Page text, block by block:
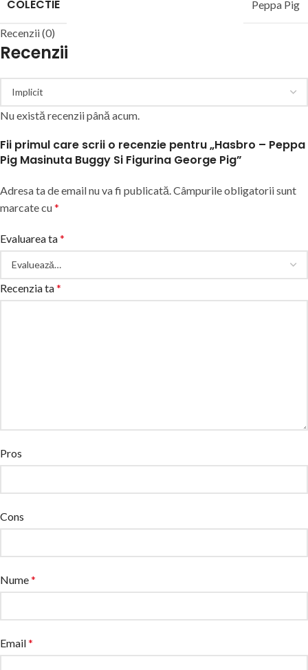
COLECTIE Peppa Pig
Recenzii (0)
Recenzii
Nu există recenzii până acum.
Fii primul care scrii o recenzie pentru „Hasbro – Peppa
Pig Masinuta Buggy Si Figurina George Pig”
Adresa ta de email nu va fi publicată.Câmpurile obligatorii sunt
marcate cu*
Evaluarea ta*
Recenzia ta*
Pros
Cons
Nume*
Email*